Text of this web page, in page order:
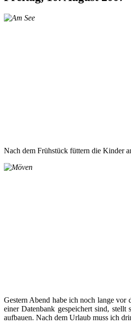
Nach dem Frühstück füttern die Kinder
Gestern Abend habe ich noch lange vor
einer Datenbank gespeichert sind,
aufbauen. Nach dem Urlaub muss ich